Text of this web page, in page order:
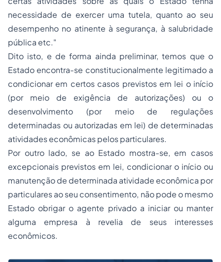
necessidade de exercer uma tutela, quanto ao seu
desempenho no atinente à segurança, à salubridade
pública etc."
Dito isto, e de forma ainda preliminar, temos que o
Estado encontra-se constitucionalmente legitimado a
condicionar em certos casos previstos em lei o início
(por meio de exigência de autorizações) ou o
desenvolvimento (por meio de regulações
determinadas ou autorizadas em lei) de determinadas
atividades econômicaspelos particulares.
Por outro lado, se ao Estado mostra-se, em casos
excepcionais previstos em lei, condicionar o início ou
manutençãode determinada atividade econômica por
particulares ao seu consentimento, não pode o mesmo
Estado obrigar o agente privado a iniciarou manter
alguma empresa à revelia de seus interesses
econômicos.